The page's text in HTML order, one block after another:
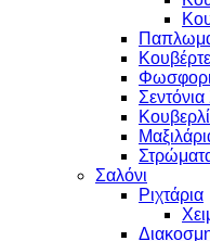
Σεντόνια
Κουβερλί
Σαλόνι
Ριχτάρια